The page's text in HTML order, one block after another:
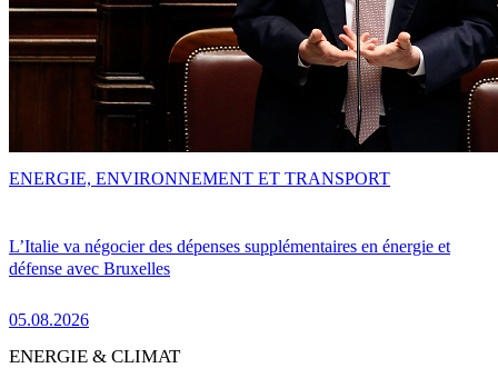
L’Italie va négocier des dépenses supplémentaires en énergie et
défense avec Bruxelles
05.08.2026
ENERGIE, ENVIRONNEMENT ET TRANSPORT
ENERGIE & CLIMAT